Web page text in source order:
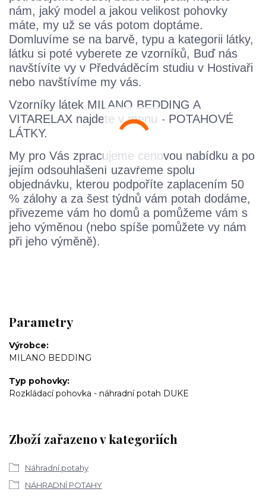
nám, jaký model a jakou velikost pohovky
máte, my už se vás potom doptáme.
Domluvíme se na barvě, typu a kategorii látky,
látku si poté vyberete ze vzorníků, Buď nás
navštívíte vy v Předváděcím studiu v Hostivaři
nebo navštívíme my vás.
Vzorníky látek MILANO BEDDING A
VITARELAX najdete v menu - POTAHOVÉ
LÁTKY.
My pro Vás zpracujeme cenovou nabídku a po
jejím odsouhlašení uzavřeme spolu
objednávku, kterou podpoříte zaplacením 50
% zálohy a za šest týdnů vám potah dodáme,
přivezeme vám ho domů a pomůžeme vám s
jeho výměnou (nebo spíše pomůžete vy nám
při jeho výměně).
Parametry
Výrobce
MILANO BEDDING
Typ pohovky
Rozkládací pohovka - náhradní potah DUKE
Zboží zařazeno v kategoriích
Náhradní potahy
NÁHRADNÍ POTAHY